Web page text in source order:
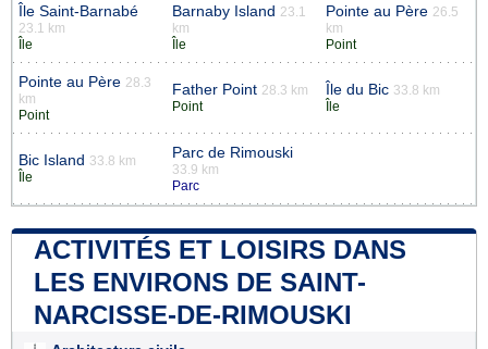
Île Saint-Barnabé
23.1 km
Île
Barnaby Island 23.1
km
Île
Pointe au Père 26.5
km
Point
Pointe au Père 28.3
km
Point
Father Point 28.3 km
Point
Île du Bic 33.8 km
Île
Bic Island 33.8 km
Île
Parc de Rimouski
33.9 km
Parc
ACTIVITÉS ET LOISIRS DANS
LES ENVIRONS DE SAINT-
NARCISSE-DE-RIMOUSKI